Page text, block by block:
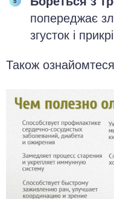
попереджає
згусток і
Також